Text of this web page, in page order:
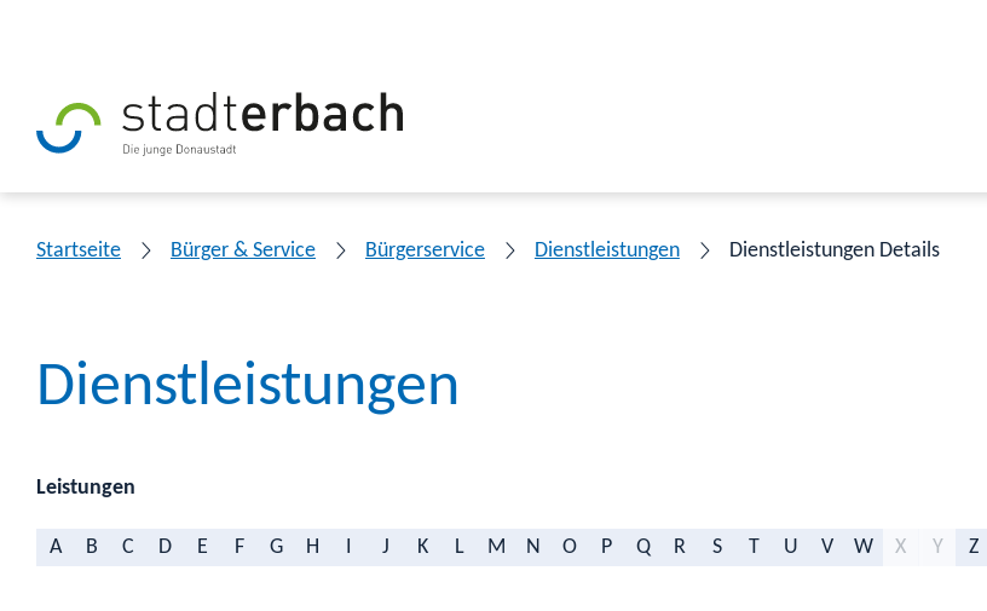
Startseite Bürger & Service Bürgerservice Dienstleistungen Dienstleistungen Details
Dienstleistungen
Leistungen
A B C D E F G H J K L M N O P Q R S T U V W X Y Z